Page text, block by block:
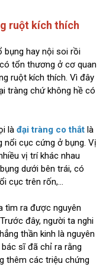
ruột kích thích
bụng hay nội soi rồi
tổn thương ở cơ quan
ruột kích thích. Vì đây
tràng chứ không hề có
là đại tràng co thắt là
nổi cục cứng ở bụng. Vị
vị trí khác nhau
dưới bên trái, có
cục trên rốn,…
tìm ra được nguyên
đây, người ta nghi
thần kinh là nguyên
bác sĩ đã chỉ ra rằng
thêm các triệu chứng